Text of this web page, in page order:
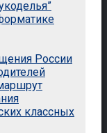
России
классных